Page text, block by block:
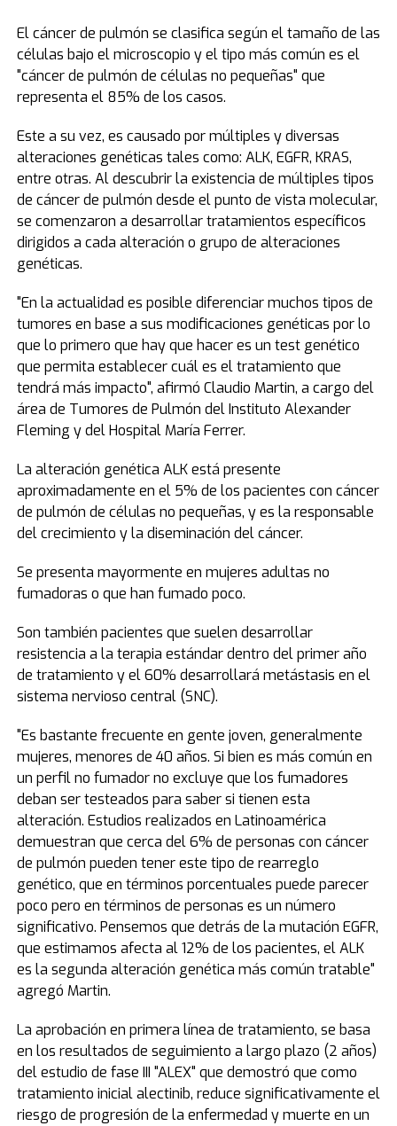
El cáncer de pulmón se clasifica según el tamaño de las
células bajo el microscopio y el tipo más común es el
"cáncer de pulmón de células no pequeñas" que
representa el 85% de los casos.
Este a su vez, es causado por múltiples y diversas
alteraciones genéticas tales como: ALK, EGFR, KRAS,
entre otras. Al descubrir la existencia de múltiples tipos
de cáncer de pulmón desde el punto de vista molecular,
se comenzaron a desarrollar tratamientos específicos
dirigidos a cada alteración o grupo de alteraciones
genéticas.
"En la actualidad es posible diferenciar muchos tipos de
tumores en base a sus modificaciones genéticas por lo
que lo primero que hay que hacer es un test genético
que permita establecer cuál es el tratamiento que
tendrá más impacto", afirmó Claudio Martin, a cargo del
área de Tumores de Pulmón del Instituto Alexander
Fleming y del Hospital María Ferrer.
La alteración genética ALK está presente
aproximadamente en el 5% de los pacientes con cáncer
de pulmón de células no pequeñas, y es la responsable
del crecimiento y la diseminación del cáncer.
Se presenta mayormente en mujeres adultas no
fumadoras o que han fumado poco.
Son también pacientes que suelen desarrollar
resistencia a la terapia estándar dentro del primer año
de tratamiento y el 60% desarrollará metástasis en el
sistema nervioso central (SNC).
"Es bastante frecuente en gente joven, generalmente
mujeres, menores de 40 años. Si bien es más común en
un perfil no fumador no excluye que los fumadores
deban ser testeados para saber si tienen esta
alteración. Estudios realizados en Latinoamérica
demuestran que cerca del 6% de personas con cáncer
de pulmón pueden tener este tipo de rearreglo
genético, que en términos porcentuales puede parecer
poco pero en términos de personas es un número
significativo. Pensemos que detrás de la mutación EGFR,
que estimamos afecta al 12% de los pacientes, el ALK
es la segunda alteración genética más común tratable"
agregó Martin.
La aprobación en primera línea de tratamiento, se basa
en los resultados de seguimiento a largo plazo (2 años)
del estudio de fase III "ALEX" que demostró que como
tratamiento inicial alectinib, reduce significativamente el
riesgo de progresión de la enfermedad y muerte en un